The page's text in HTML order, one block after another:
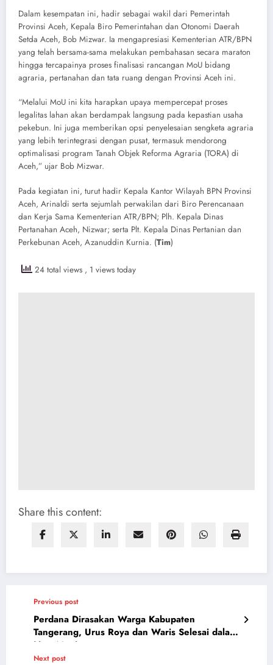
Dalam kesempatan ini, hadir sebagai wakil dari Pemerintah
Provinsi Aceh, Kepala Biro Pemerintahan dan Otonomi Daerah
Setda Aceh, Bob Mizwar. Ia mengapresiasi Kementerian ATR/BPN
yang telah bersama-sama melakukan pembahasan secara maraton
hingga tercapainya proses finalisasi rancangan MoU bidang
agraria, pertanahan dan tata ruang dengan Provinsi Aceh ini.
“Melalui MoU ini kita harapkan upaya mempercepat proses
legalitas lahan akan berdampak langsung pada kepastian usaha
pekebun. Ini juga memberikan opsi penyelesaian sengketa agraria
yang lebih terintegrasi dengan pusat, termasuk mendorong
optimalisasi program Tanah Objek Reforma Agraria (TORA) di
Aceh,” ujar Bob Mizwar.
Pada kegiatan ini, turut hadir Kepala Kantor Wilayah BPN Provinsi
Aceh, Arinaldi serta sejumlah perwakilan dari Biro Perencanaan
dan Kerja Sama Kementerian ATR/BPN; Plh. Kepala Dinas
Pertanahan Aceh, Nizwar; serta Plt. Kepala Dinas Pertanian dan
Perkebunan Aceh, Azanuddin Kurnia. (Tim)
24 total views , 1 views today
Share this content:
Previous post
Perdana Dirasakan Warga Kabupaten
Tangerang, Urus Roya dan Waris Selesai dalam
Lima Menit
Next post